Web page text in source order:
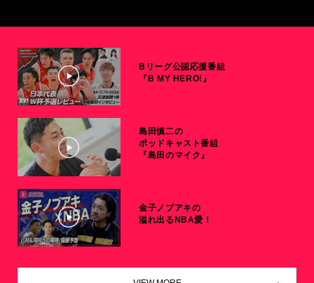
Bリーグ公認応援番組
『B MY HERO!』
島田慎二の
ポッドキャスト番組
『島田のマイク』
金子ノブアキの
溢れ出るNBA愛！